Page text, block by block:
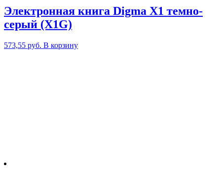
Электронная книга Digma X1 темно-
серый (X1G)
573,55 руб. В корзину